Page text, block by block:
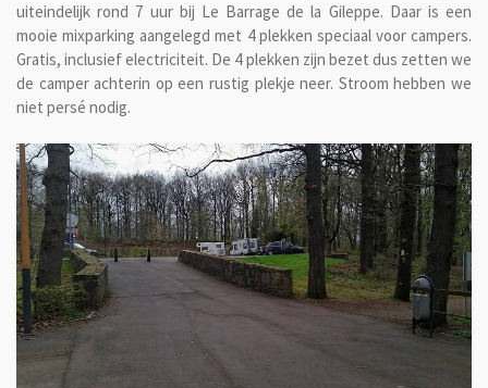
uiteindelijk rond 7 uur bij Le Barrage de la Gileppe. Daar is een
mooie mixparking aangelegd met 4 plekken speciaal voor campers.
Gratis, inclusief electriciteit. De 4 plekken zijn bezet dus zetten we
de camper achterin op een rustig plekje neer. Stroom hebben we
niet persé nodig.